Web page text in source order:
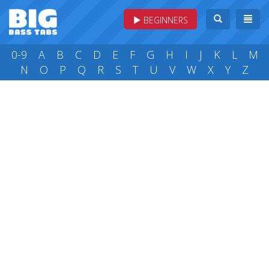
BEGINNERS
0-9 A B C D E F G H I J K L
M
N
O P Q R S T U V W X Y Z